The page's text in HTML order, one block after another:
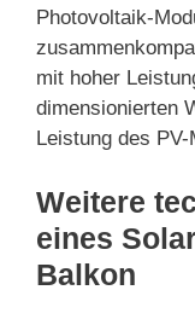
Photovoltaik-
mit hoher
dimensionierten
Leistung des
Weitere
eines
Balkon